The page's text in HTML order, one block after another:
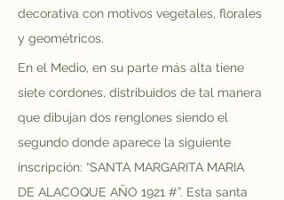
decorativa con motivos vegetales, florales
y geométricos.
En el Medio, en su parte más alta tiene
siete cordones, distribuidos de tal manera
que dibujan dos renglones siendo el
segundo donde aparece la siguiente
inscripción: “SANTA MARGARITA MARIA
DE ALACOQUE AÑO 1921 #”. Esta santa